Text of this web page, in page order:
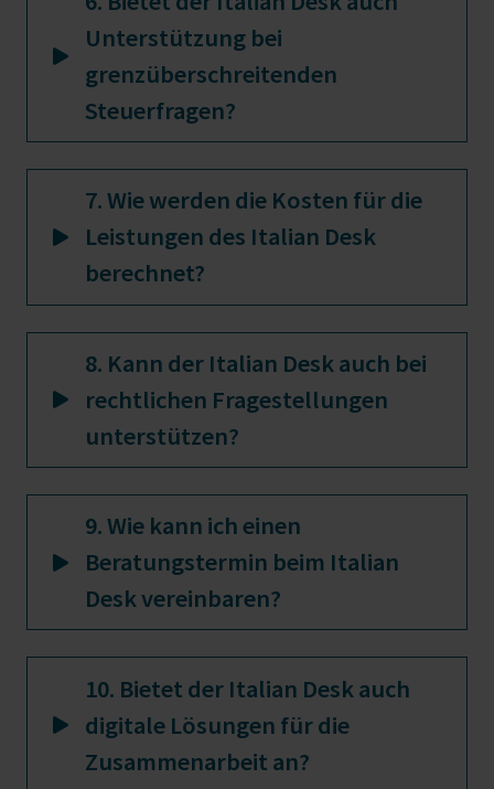
Unterstützung bei
grenzüberschreitenden
Steuerfragen?
7. Wie werden die Kosten für die
Leistungen des Italian Desk
berechnet?
8. Kann der Italian Desk auch bei
rechtlichen Fragestellungen
unterstützen?
9. Wie kann ich einen
Beratungstermin beim Italian
Desk vereinbaren?
10. Bietet der Italian Desk auch
digitale Lösungen für die
Zusammenarbeit an?